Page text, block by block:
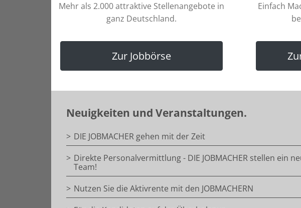
Mehr als 2.000 attraktive Stellenangebote in
ganz Deutschland.
Zur Jobbörse
Einfach
Neuigkeiten und Veranstaltungen.
DIE JOBMACHER gehen mit der Zeit
Direkte Personalvermittlung - DIE JOBMACHER stellen ein
Team!
Nutzen Sie die Aktivrente mit den JOBMACHERN